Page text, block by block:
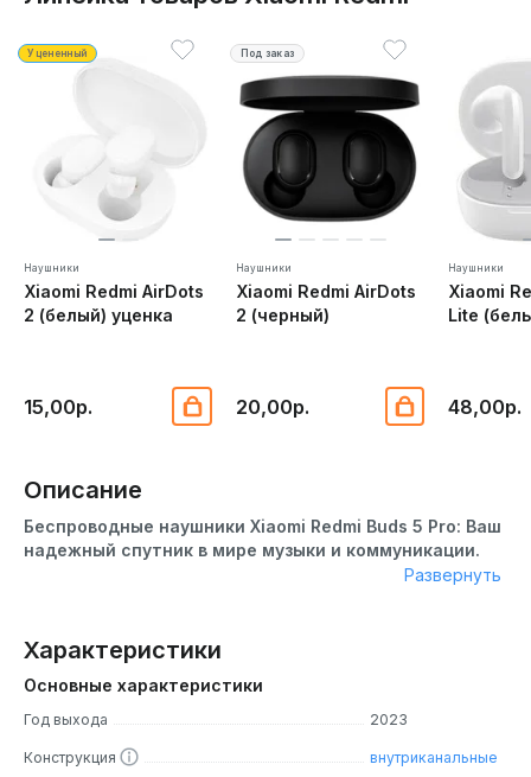
Уцененный
Наушники
Xiaomi Redmi AirDots
2 (белый) уценка
15,00р.
Под заказ
Наушники
Xiaomi Redmi AirDots
2 (черный)
20,00р.
Наушники
Xiaomi
Lite
48,00р.
Описание
Беспроводные наушники Xiaomi Redmi Buds 5 Pro: Ваш
надежный спутник в мире музыки и коммуникации.
наушники обеспечивают удобство, стиль и
функциональность. Благодаря стильному дизайну и
передовым технологическим решениям, эти наушники
станут незаменимым спутником для прослушивания
Развернуть
Характеристики
Основные характеристики
Год выхода 2023
Конструкция внутриканальные